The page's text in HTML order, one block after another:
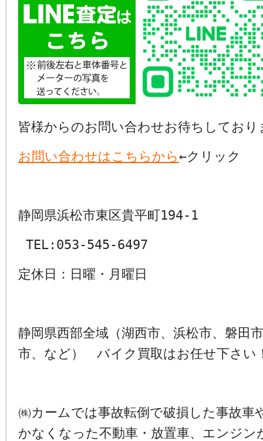
皆様からのお問い合わせお待ちしており
お問い合わせはこちらから←クリック
静岡県浜松市東区貴平町194-1
TEL:053-545-6497
定休日：日曜・月曜日
静岡県西部全域（湖西市、浜松市、磐田
市、など） バイク買取はお任せ下さい
㈱カームでは事故転倒で破損した事故車
かなくなった不動車・放置車、エンジン